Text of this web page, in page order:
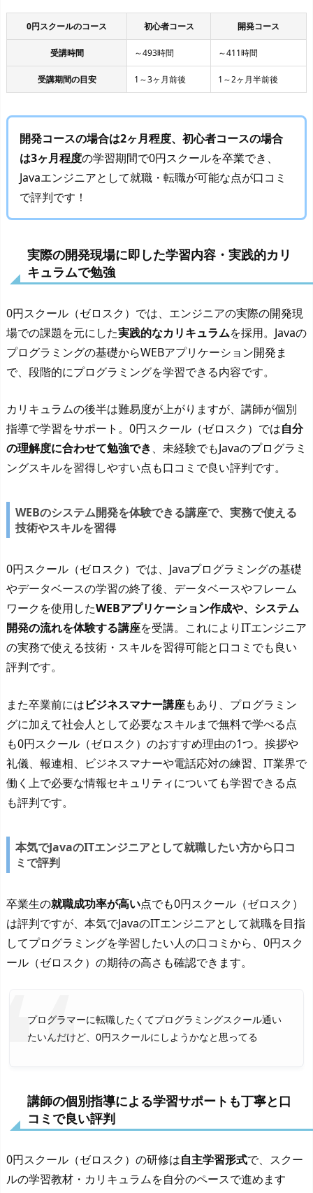
0円スクールのコース 初心者コース 開発コース
受講時間 ～493時間 ～411時間
受講期間の目安 1～3ヶ月前後 1～2ヶ月半前後
開発コースの場合は2ヶ月程度、初心者コースの場合
は3ヶ月程度の学習期間で0円スクールを卒業でき、
Javaエンジニアとして就職・転職が可能な点が口コミ
で評判です！
実際の開発現場に即した学習内容・実践的カリ
キュラムで勉強
0円スクール（ゼロスク）では、エンジニアの実際の開発現
場での課題を元にした実践的なカリキュラムを採用。Javaの
プログラミングの基礎からWEBアプリケーション開発ま
で、段階的にプログラミングを学習できる内容です。
カリキュラムの後半は難易度が上がりますが、講師が個別
指導で学習をサポート。0円スクール（ゼロスク）では自分
の理解度に合わせて勉強でき、未経験でもJavaのプログラミ
ングスキルを習得しやすい点も口コミで良い評判です。
WEBのシステム開発を体験できる講座で、実務で使える
技術やスキルを習得
0円スクール（ゼロスク）では、Javaプログラミングの基礎
やデータベースの学習の終了後、データベースやフレーム
ワークを使用したWEBアプリケーション作成や、システム
開発の流れを体験する講座を受講。これによりITエンジニア
の実務で使える技術・スキルを習得可能と口コミでも良い
評判です。
また卒業前にはビジネスマナー講座もあり、プログラミン
グに加えて社会人として必要なスキルまで無料で学べる点
も0円スクール（ゼロスク）のおすすめ理由の1つ。挨拶や
礼儀、報連相、ビジネスマナーや電話応対の練習、IT業界で
働く上で必要な情報セキュリティについても学習できる点
も評判です。
本気でJavaのITエンジニアとして就職したい方から口コ
ミで評判
卒業生の就職成功率が高い点でも0円スクール（ゼロスク）
は評判ですが、本気でJavaのITエンジニアとして就職を目指
してプログラミングを学習したい人の口コミから、0円スク
ール（ゼロスク）の期待の高さも確認できます。
プログラマーに転職したくてプログラミングスクール通い
たいんだけど、0円スクールにしようかなと思ってる
講師の個別指導による学習サポートも丁寧と口
コミで良い評判
0円スクール（ゼロスク）の研修は自主学習形式で、スクー
ルの学習教材・カリキュラムを自分のペースで進めます